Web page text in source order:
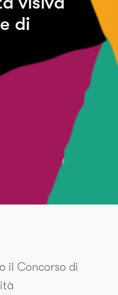
di
il Concorso di